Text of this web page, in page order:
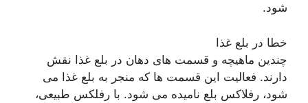
شود.
خطا در بلع غذا
چندین ماهیچه و قسمت های دهان در بلع غذا نقش
دارند. فعالیت این قسمت ها که منجر به بلع غذا می
شود، رفلاکس بلع نامیده می شود. با رفلکس طبیعی،